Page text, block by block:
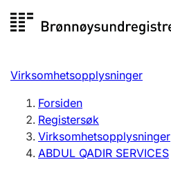
til
Registersøk
Aksjeselskap
Enkeltpersonforetak
Registrere, endre, slette
Virksomhetsopplysninger
Forsiden
Registersøk
Virksomhetsopplysninger
ABDUL QADIR SERVICES